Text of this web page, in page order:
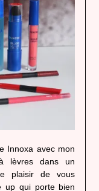
Innoxa avec mon
lèvres dans un
plaisir de vous
up qui porte bien